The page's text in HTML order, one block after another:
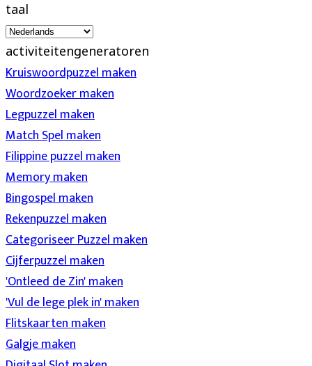
taal
activiteitengeneratoren
Kruiswoordpuzzel maken
Woordzoeker maken
Legpuzzel maken
Match Spel maken
Filippine puzzel maken
Memory maken
Bingospel maken
Rekenpuzzel maken
Categoriseer Puzzel maken
Cijferpuzzel maken
'Ontleed de Zin' maken
'Vul de lege plek in' maken
Flitskaarten maken
Galgje maken